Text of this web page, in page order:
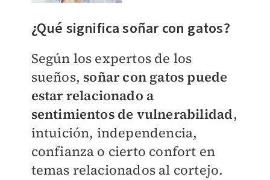
¿Qué significa soñar con gatos?
Según los expertos de los
sueños, soñar con gatos puede
estar relacionado a
sentimientos de vulnerabilidad,
intuición, independencia,
confianza o cierto confort en
temas relacionados al cortejo.